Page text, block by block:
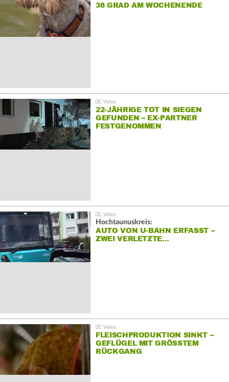
36 GRAD AM WOCHENENDE
22-JÄHRIGE TOT IN SIEGEN
GEFUNDEN – EX-PARTNER
FESTGENOMMEN
Hochtaunuskreis:
AUTO VON U-BAHN ERFASST –
ZWEI VERLETZTE…
FLEISCHPRODUKTION SINKT –
GEFLÜGEL MIT GRÖSSTEM R
ÜCKGANG